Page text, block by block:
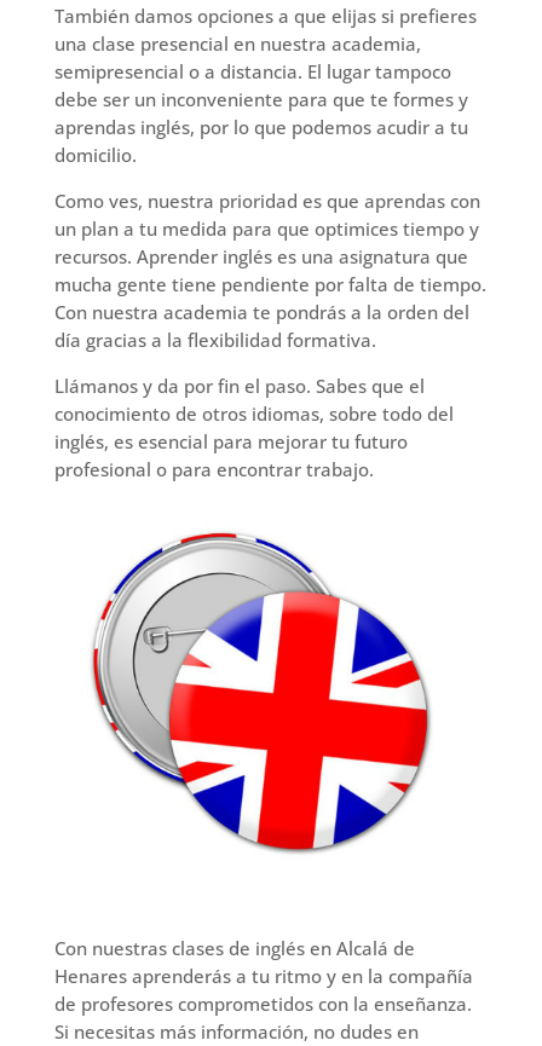
También damos opciones a que elijas si prefieres
una clase presencial en nuestra academia,
semipresencial o a distancia. El lugar tampoco
debe ser un inconveniente para que te formes y
aprendas inglés, por lo que podemos acudir a tu
domicilio.
Como ves, nuestra prioridad es que aprendas con
un plan a tu medida para que optimices tiempo y
recursos. Aprender inglés es una asignatura que
mucha gente tiene pendiente por falta de tiempo.
Con nuestra academia te pondrás a la orden del
día gracias a la flexibilidad formativa.
Llámanos y da por fin el paso. Sabes que el
conocimiento de otros idiomas, sobre todo del
inglés, es esencial para mejorar tu futuro
profesional o para encontrar trabajo.
Con nuestras clases de inglés en Alcalá de
Henares aprenderás a tu ritmo y en la compañía
de profesores comprometidos con la enseñanza.
Si necesitas más información, no dudes en